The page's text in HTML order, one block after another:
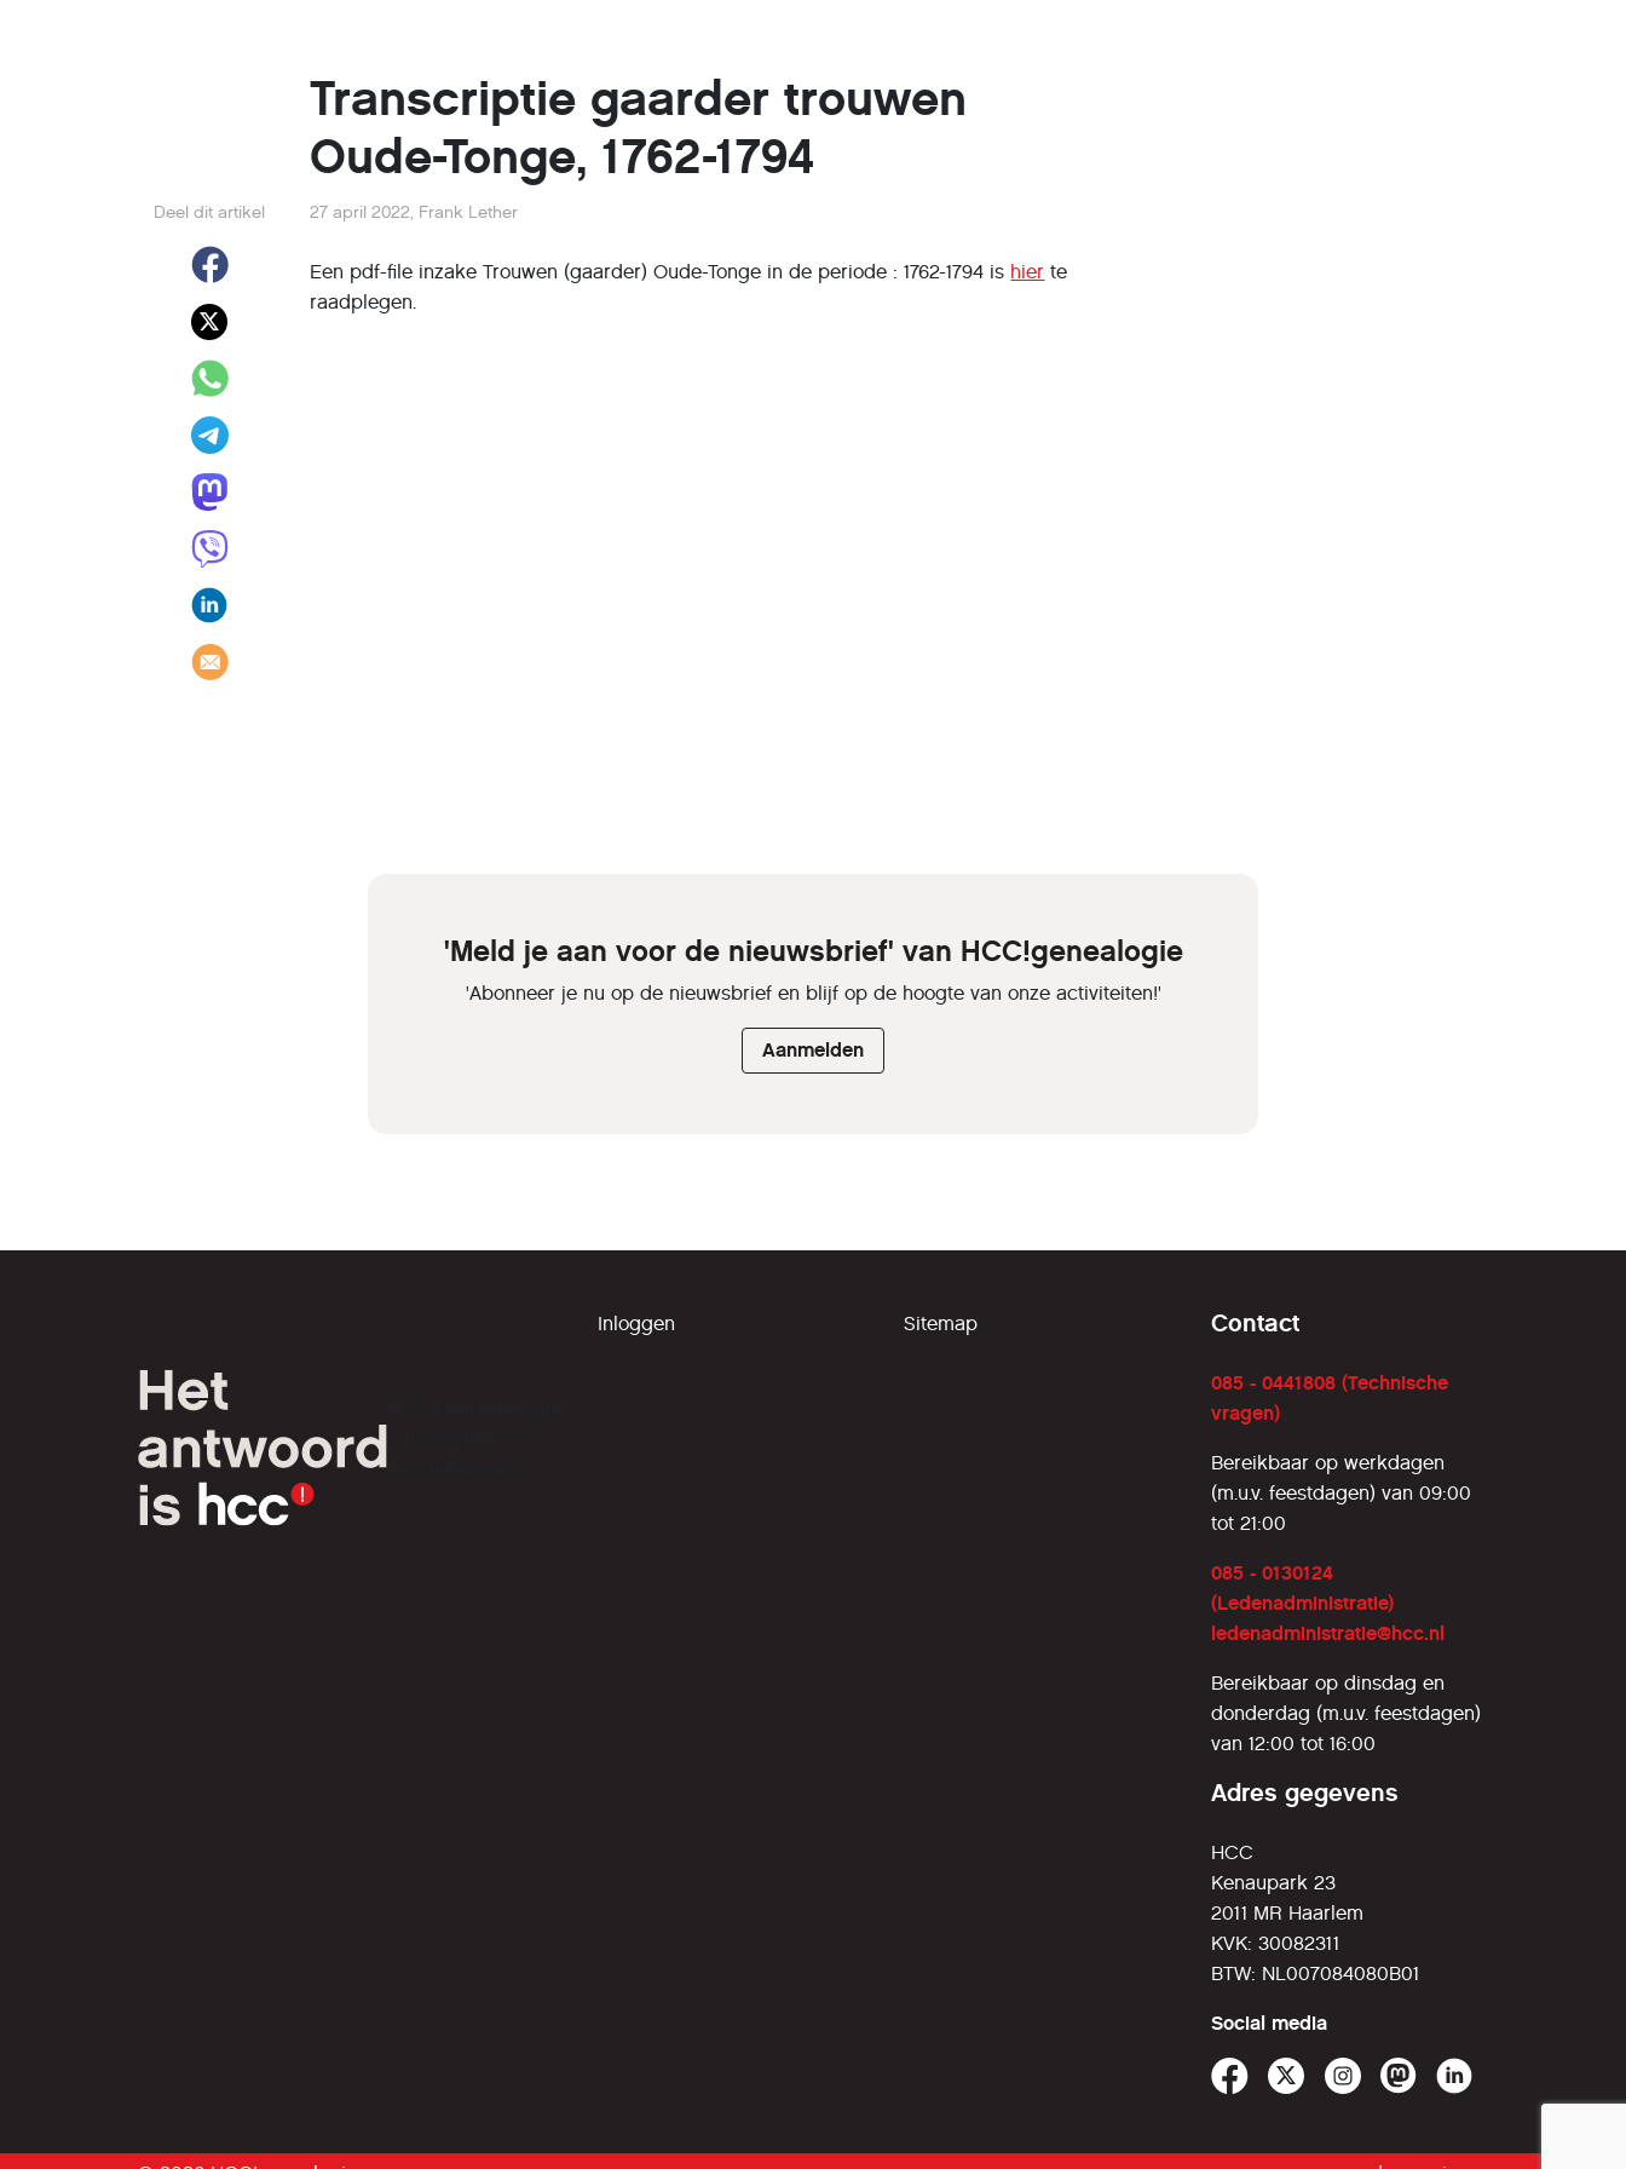
Transcriptie gaarder trouwen
Oude-Tonge, 1762-1794
Deel dit artikel 27 april 2022, Frank Lether
Een pdf-file inzake Trouwen (gaarder) Oude-Tonge in de periode : 1762-1794 is hier te
raadplegen.
'Meld je aan voor de nieuwsbrief' van HCC!genealogie
'Abonneer je nu op de nieuwsbrief en blijf op de hoogte van onze activiteiten!'
Aanmelden
tech-liefhebbers.
Inloggen Sitemap Contact
085 - 0441808 (Technische
vragen)
Bereikbaar op werkdagen
(m.u.v. feestdagen) van 09:00
tot 21:00
085 - 0130124
(Ledenadministratie)
ledenadministratie@hcc.nl
Bereikbaar op dinsdag en
donderdag (m.u.v. feestdagen)
van 12:00 tot 16:00
Adres gegevens
HCC
Kenaupark 23
2011 MR Haarlem
KVK: 30082311
BTW: NL007084080B01
Social media